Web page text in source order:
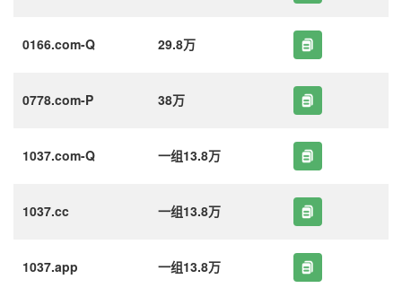
0166.com-Q 29.8万
0778.com-P 38万
1037.com-Q 一组13.8万
1037.cc 一组13.8万
1037.app 一组13.8万